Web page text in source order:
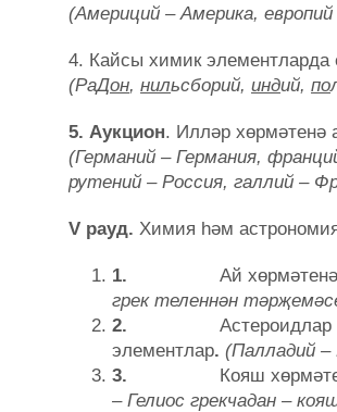
(Америций – Америка,
4. Кайсы химик элементларда
(РаДон, нильсборий, индий, по
5. Аукцион. Илләр хөрмәтенә
(Германий – Германия,
рутений – Россия, галлий –
V рауд. Химия һәм
1. Ай
грек теленнән
2. Астероидлар
элементлар. (Палладий
3. Кояш
– Гелиос грекчадан –